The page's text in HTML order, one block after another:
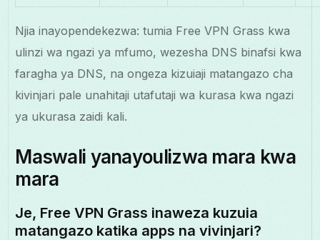
Njia inayopendekezwa: tumia Free VPN Grass kwa
ulinzi wa ngazi ya mfumo, wezesha DNS binafsi kwa
faragha ya DNS, na ongeza kizuiaji matangazo cha
kivinjari pale unahitaji utafutaji wa kurasa kwa ngazi
ya ukurasa zaidi kali.
Maswali yanayoulizwa mara kwa
mara
Je, Free VPN Grass inaweza kuzuia
matangazo katika apps na vivinjari?